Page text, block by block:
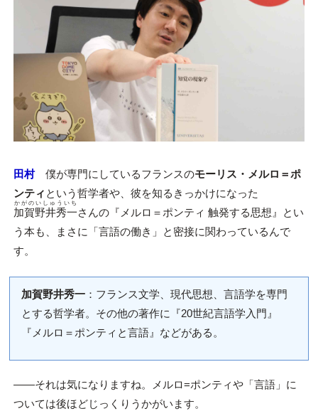
田村僕が専門にしているフランスのモーリス・メルロ＝ポ
ンティ という哲学者や、彼を知るきっかけになった
加賀野井秀一
かがのいしゅういち
さんの『メルロ＝ポンティ 触発する思想』とい
う本も、まさに「言語の働き」と密接に関わっているんで
す。
加賀野井秀一：フランス文学、現代思想、言語学を専門
とする哲学者。その他の著作に『20世紀言語学入門』
『メルロ＝ポンティと言語』などがある。
――それは気になりますね。メルロ=ポンティや「言語」に
ついては後ほどじっくりうかがいます。